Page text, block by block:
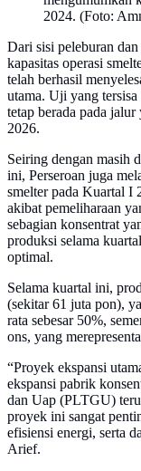
2024. (Foto:
Dari sisi peleburan
kapasitas operasi
telah berhasil
utama. Uji yang
tetap berada pada
2026.
Seiring dengan masih
ini, Perseroan juga
smelter pada Kuartal I
akibat pemeliharaan
sebagian konsentrat
produksi selama
optimal.
Selama kuartal ini,
(sekitar 61 juta pon),
rata sebesar 50%,
ons, yang
“Proyek ekspansi
ekspansi pabrik
dan Uap (PLTGU)
proyek ini sangat
efisiensi energi, serta
Arief.